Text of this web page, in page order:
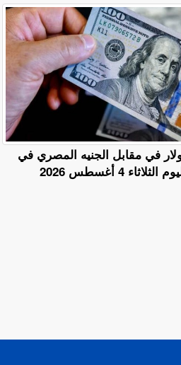
في مقابل الجنيه المصري في
4 أغسطس 2026